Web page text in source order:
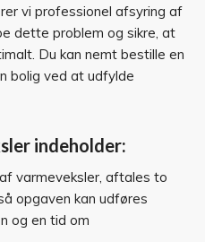
vi professionel afsyring af
dette problem og sikre, at
Du kan nemt bestille en
bolig ved at udfylde
indeholder:
varmeveksler, aftales to
opgaven kan udføres
og en tid om